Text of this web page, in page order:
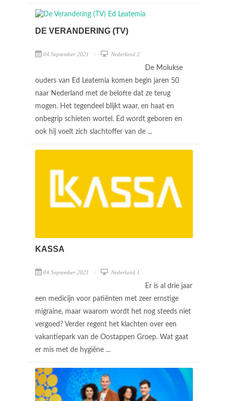
DE VERANDERING (TV)
04 September 2021 Nederland 2
De Molukse
ouders van Ed Leatemia komen begin jaren 50
naar Nederland met de belofte dat ze terug
mogen. Het tegendeel blijkt waar, en haat en
onbegrip schieten wortel. Ed wordt geboren en
ook hij voelt zich slachtoffer van de ...
KASSA
04 September 2021 Nederland 1
Er is al drie jaar
een medicijn voor patiënten met zeer ernstige
migraine, maar waarom wordt het nog steeds niet
vergoed? Verder regent het klachten over een
vakantiepark van de Oostappen Groep. Wat gaat
er mis met de hygiëne ...